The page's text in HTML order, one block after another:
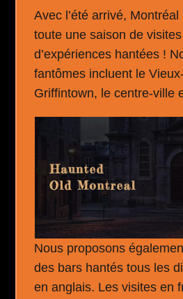
Avec l’été arrivé,
toute une saison de
d’expériences hantées !
fantômes incluent le
Griffintown, le centre-ville
Nous proposons
des bars hantés tous les
en anglais. Les visites en